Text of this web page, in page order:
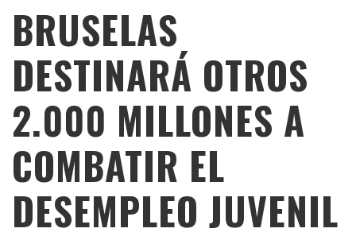
BRUSELAS
DESTINARÁ OTROS
2.000 MILLONES A
COMBATIR EL
DESEMPLEO JUVENIL